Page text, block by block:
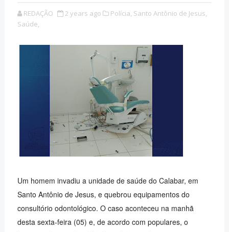
REDAÇÃO 2 years ago Polícia, Santo Antônio de Jesus,
Saúde,
Um homem invadiu a unidade de saúde do Calabar, em
Santo Antônio de Jesus, e quebrou equipamentos do
consultório odontológico. O caso aconteceu na manhã
desta sexta-feira (05) e, de acordo com populares, o